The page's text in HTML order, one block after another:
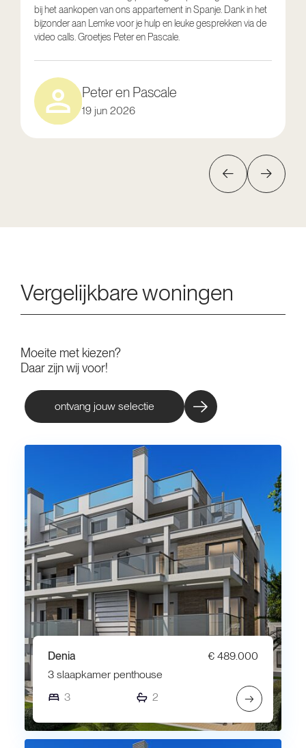
bij het aankopen van ons appartement in Spanje. Dank in het
bijzonder aan Lemke voor je hulp en leuke gesprekken via de
video calls. Groetjes Peter en Pascale.
Peter en Pascale
19 jun 2026
Vergelijkbare woningen
Moeite met kiezen?
Daar zijn wij voor!
ontvang jouw selectie
Denia
€ 489.000
3 slaapkamer penthouse
3
2 →